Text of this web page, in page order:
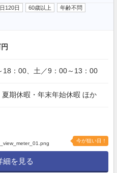
120日 60歳以上
年齢不問
18：00、土／9：00～13：00
期休暇・年末年始休暇 ほか
今が狙い目！
細を見る